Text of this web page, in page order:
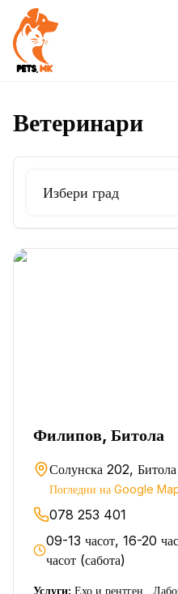
main
content
Ветеринари
Избери град
Филипов, Битола
Солунска 202, Битола
Погледни на Google
078 253 401
09-13 часот, 16-20
часот (сабота)
Услуги: Ехо и рентген ,